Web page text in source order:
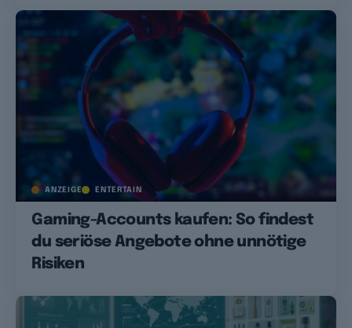
ANZEIGE ENTERTAIN
Gaming-Accounts kaufen: So findest
du seriöse Angebote ohne unnötige
Risiken